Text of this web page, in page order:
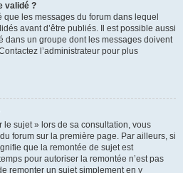
validé ?
que les messages du forum dans lequel
avant d’être publiés. Il est possible aussi
dans un groupe dont les messages doivent
l’administrateur pour plus
le sujet » lors de sa consultation, vous
forum sur la première page. Par ailleurs, si
que la remontée de sujet est
pour autoriser la remontée n’est pas
remonter un sujet simplement en y